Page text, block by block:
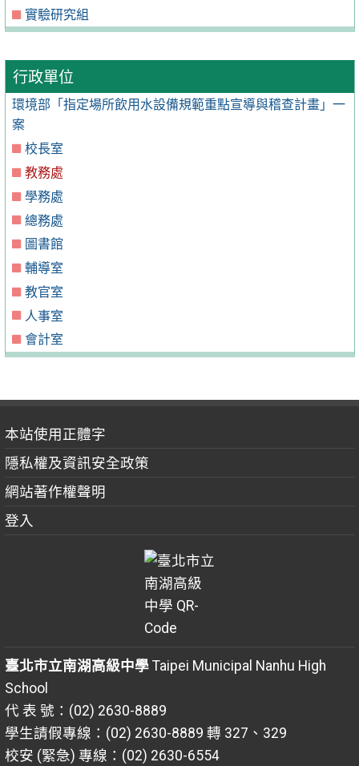
實驗研究組
行政單位
環境部「指定場所飲用水設備規範重點宣導與稽查計畫」一
案
校長室
教務處
學務處
總務處
圖書館
輔導室
教官室
人事室
會計室
本站使用正體字
隱私權及資訊安全政策
網站著作權聲明
登入
臺北市立南湖高級中學Taipei Municipal Nanhu High
School
代 表 號：(02) 2630-8889
學生請假專線：(02) 2630-8889 轉 327、329
校安 (緊急) 專線：(02) 2630-6554